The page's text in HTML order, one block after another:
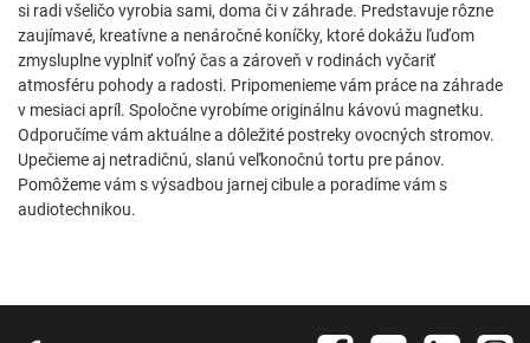
si radi všeličo vyrobia sami, doma či v záhrade. Predstavuje rôzne
zaujímavé, kreatívne a nenáročné koníčky, ktoré dokážu ľuďom
zmysluplne vyplniť voľný čas a zároveň v rodinách vyčariť
atmosféru pohody a radosti. Pripomenieme vám práce na záhrade
v mesiaci apríl. Spoločne vyrobíme originálnu kávovú magnetku.
Odporučíme vám aktuálne a dôležité postreky ovocných stromov.
Upečieme aj netradičnú, slanú veľkonočnú tortu pre pánov.
Pomôžeme vám s výsadbou jarnej cibule a poradíme vám s
audiotechnikou.